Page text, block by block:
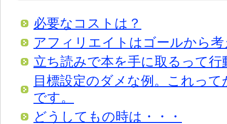
必要なコストは？
アフィリエイトはゴールから
立ち読みで本を手に取るって
目標設定のダメな例。これっ
です。
どうしてもの時は・・・